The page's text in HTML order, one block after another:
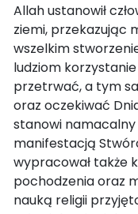
Allah ustanowił
ziemi, przekazując
wszelkim
ludziom
przetrwać, a tym
oraz oczekiwać
stanowi namacalny
manifestacją
wypracował także
pochodzenia oraz
nauką religii